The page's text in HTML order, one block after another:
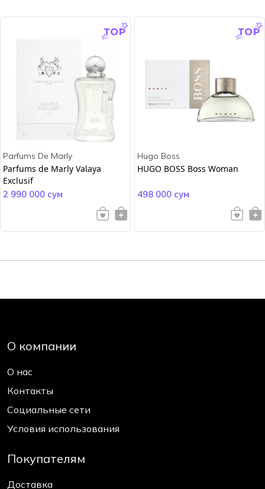
Parfums De Marly
Parfums de Marly Valaya
Exclusif
2 990 000 сум
Hugo Boss
HUGO BOSS Boss Woman
498 000 сум
О компании
О нас
Контакты
Социальные сети
Условия использования
Покупателям
Доставка